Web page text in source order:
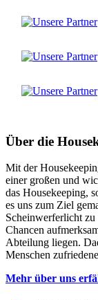
Über die
Mit der
einer großen und
das Housekeeping,
es uns zum Ziel
Scheinwerferlicht
Chancen
Abteilung liegen.
Menschen
Mehr über uns